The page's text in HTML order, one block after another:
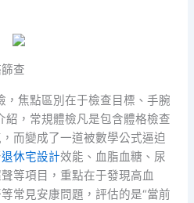
查
，焦點區別在于檢查目標、手腕
紹，常規體檢凡是包含體格檢查
而變成了一道被數學公式逼迫
退休宅設計效能、血脂血糖、尿
等項目，重點在于發現高血
常見安康問題，評估的是“當前